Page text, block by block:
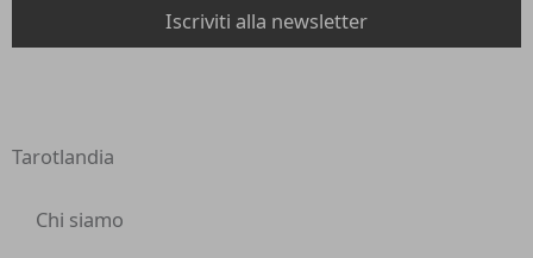
Tarotlandia
Chi siamo